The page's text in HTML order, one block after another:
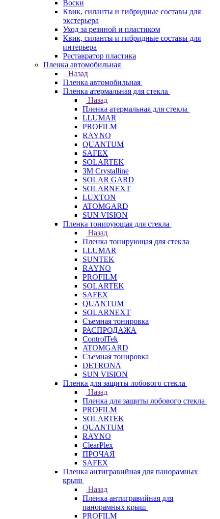
Воски
Квик, силанты и гибридные составы для
экстерьера
Уход за резиной и пластиком
Квик, силанты и гибридные составы для
интерьера
Реставратор пластика
Пленка автомобильная
Назад
Пленка автомобильная
Пленка атермальная для стекла
Назад
Пленка атермальная для стекла
LLUMAR
PROFILM
RAYNO
QUANTUM
SAFEX
SOLARTEK
3M Crystalline
SOLAR GARD
SOLARNEXT
LUXTON
ATOMGARD
SUN VISION
Пленка тонирующая для стекла
Назад
Пленка тонирующая для стекла
LLUMAR
SUNTEK
RAYNO
PROFILM
SOLARTEK
SAFEX
QUANTUM
SOLARNEXT
Съемная тонировка
РАСПРОДАЖА
ControlTek
ATOMGARD
Съемная тонировка
DETRONA
SUN VISION
Пленка для защиты лобового стекла
Назад
Пленка для защиты лобового стекла
PROFILM
SOLARTEK
QUANTUM
RAYNO
ClearPlex
ПРОЧАЯ
SAFEX
Пленка антигравийная для панорамных
крыш
Назад
Пленка антигравийная для
панорамных крыш
PROFILM